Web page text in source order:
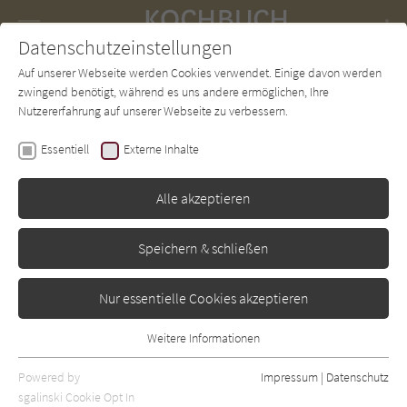
SUCHE Forum Charts Newsletter
Karl und Florian Neef
Kekse, Plätzchen und
Gebäckdesserts
Hädecke
Datenschutzeinstellungen
Auf unserer Webseite werden Cookies verwendet. Einige davon werden
zwingend benötigt, während es uns andere ermöglichen, Ihre
Nutzererfahrung auf unserer Webseite zu verbessern.
Essentiell Externe Inhalte
Alle akzeptieren
Speichern & schließen
Nur essentielle Cookies akzeptieren
Essentielle Cookies werden für grundlegende Funktionen der
Webseite benötigt. Dadurch ist gewährleistet, dass die Webseite
Weitere Informationen
Powered by
sgalinski Cookie Opt In
Impressum | Datenschutz